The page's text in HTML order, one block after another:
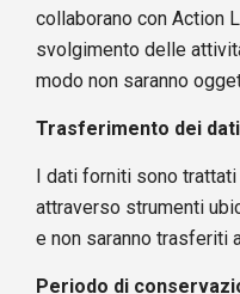
collaborano con Action
svolgimento delle
modo non saranno
Trasferimento dei
I dati forniti sono
attraverso strumenti
e non saranno trasferiti
Periodo di